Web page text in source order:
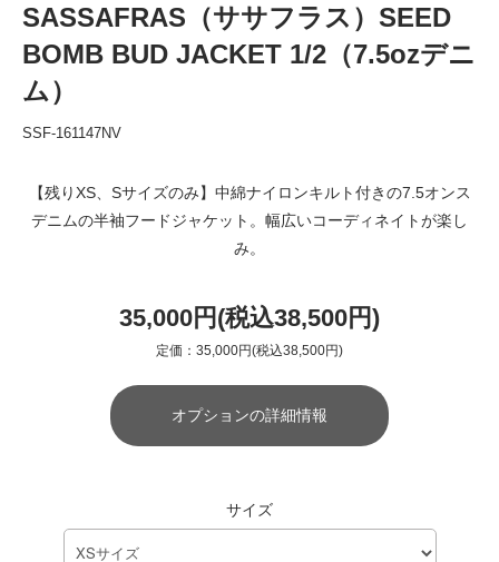
SASSAFRAS（ササフラス）SEED
BOMB BUD JACKET 1/2（7.5ozデニ
ム）
SSF-161147NV
【残りXS、Sサイズのみ】中綿ナイロンキルト付きの7.5オンス
デニムの半袖フードジャケット。幅広いコーディネイトが楽し
み。
35,000円(税込38,500円)
定価：35,000円(税込38,500円)
オプションの詳細情報
サイズ